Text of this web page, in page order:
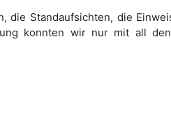
die Standaufsichten, die
konnten wir nur mit all